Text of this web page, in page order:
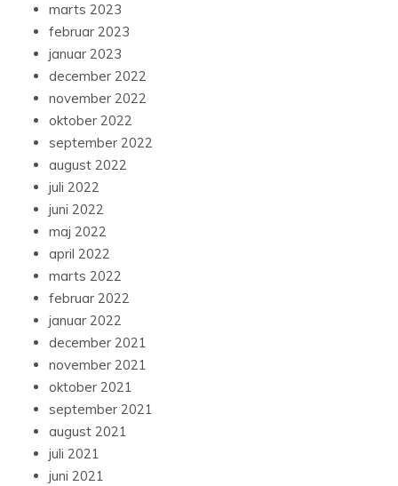
marts 2023
februar 2023
januar 2023
december 2022
november 2022
oktober 2022
september 2022
august 2022
juli 2022
juni 2022
maj 2022
april 2022
marts 2022
februar 2022
januar 2022
december 2021
november 2021
oktober 2021
september 2021
august 2021
juli 2021
juni 2021